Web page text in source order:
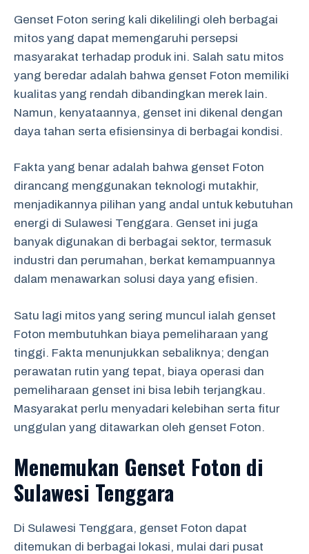
Genset Foton sering kali dikelilingi oleh berbagai
mitos yang dapat memengaruhi persepsi
masyarakat terhadap produk ini. Salah satu mitos
yang beredar adalah bahwa genset Foton memiliki
kualitas yang rendah dibandingkan merek lain.
Namun, kenyataannya, genset ini dikenal dengan
daya tahan serta efisiensinya di berbagai kondisi.
Fakta yang benar adalah bahwa genset Foton
dirancang menggunakan teknologi mutakhir,
menjadikannya pilihan yang andal untuk kebutuhan
energi di Sulawesi Tenggara. Genset ini juga
banyak digunakan di berbagai sektor, termasuk
industri dan perumahan, berkat kemampuannya
dalam menawarkan solusi daya yang efisien.
Satu lagi mitos yang sering muncul ialah genset
Foton membutuhkan biaya pemeliharaan yang
tinggi. Fakta menunjukkan sebaliknya; dengan
perawatan rutin yang tepat, biaya operasi dan
pemeliharaan genset ini bisa lebih terjangkau.
Masyarakat perlu menyadari kelebihan serta fitur
unggulan yang ditawarkan oleh genset Foton.
Menemukan Genset Foton di
Sulawesi Tenggara
Di Sulawesi Tenggara, genset Foton dapat
ditemukan di berbagai lokasi, mulai dari pusat